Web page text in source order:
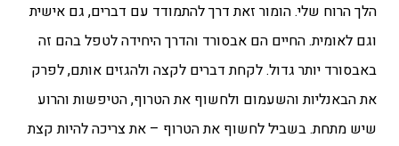
הלך הרוח שלי. הומור זאת דרך להתמודד עם דברים, גם אישית
וגם לאומית. החיים הם אבסורד והדרך היחידה לטפל בהם זה
באבסורד יותר גדול. לקחת דברים לקצה ולהגזים אותם, לפרק
את הבאנליות והשעמום ולחשוף את הטרוף, הטיפשות והרוע
שיש מתחת. בשביל לחשוף את הטרוף – את צריכה להיות קצת